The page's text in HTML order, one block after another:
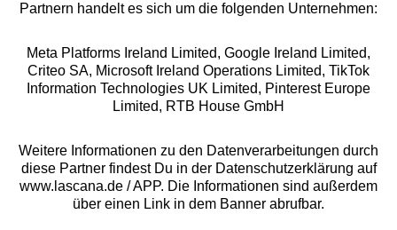
Alle Preise inkl. MwSt., zzgl.
Versandkosten
** Bonität vorausgesetzt, berechtigt zur Bonitätsprüfung
Partnern handelt es sich um die folgenden Unternehmen:
Meta Platforms Ireland Limited, Google Ireland Limited,
Criteo SA, Microsoft Ireland Operations Limited, TikTok
Information Technologies UK Limited, Pinterest Europe
Limited, RTB House GmbH
Weitere Informationen zu den Datenverarbeitungen durch
diese Partner findest Du in der Datenschutzerklärung auf
www.lascana.de / APP. Die Informationen sind außerdem
über einen Link in dem Banner abrufbar.